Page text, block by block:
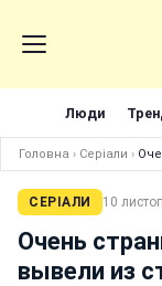
Люди
Головна › Серіали ›
СЕРІАЛИ 10
Очень
вывели из